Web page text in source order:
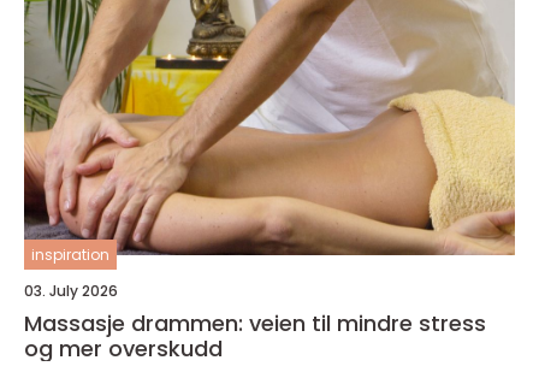
inspiration
03. July 2026
Massasje drammen: veien til mindre stress
og mer overskudd